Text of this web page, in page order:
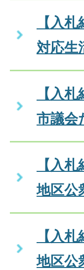
【入
対応生
【入
市議会
【入
地区公
【入
地区公